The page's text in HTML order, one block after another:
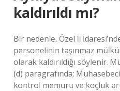
kaldırıldı mı?
Bir nedenle, Özel İl
personelinin taşınmaz
olarak kaldırıldığı söylenir.
(d) paragrafında;
kontrol memuru ve koçluk